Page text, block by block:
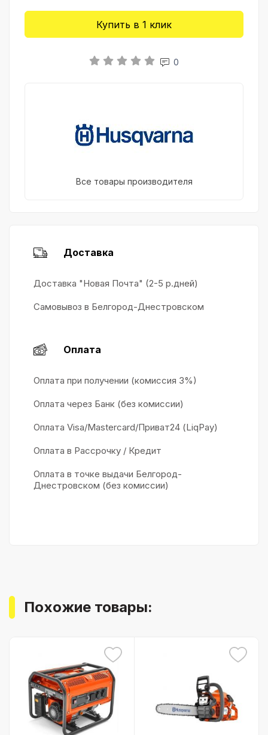
Купить в 1 клик
0
Все товары производителя
Доставка
Доставка "Новая Почта" (2-5 р.дней)
Самовывоз в Белгород-Днестровском
Оплата
Оплата при получении (комиссия 3%)
Оплата через Банк (без комиссии)
Оплата Visa/Mastercard/Приват24 (LiqPay)
Оплата в Рассрочку / Кредит
Оплата в точке выдачи Белгород-
Днестровском (без комиссии)
Похожие товары: